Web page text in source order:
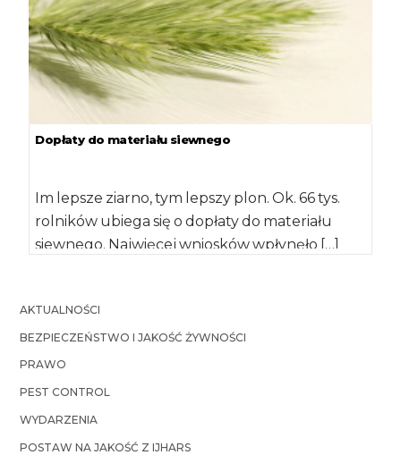
Dopłaty do materiału siewnego
Im lepsze ziarno, tym lepszy plon. Ok. 66 tys.
rolników ubiega się o dopłaty do materiału
siewnego. Najwięcej wniosków wpłynęło […]
AKTUALNOŚCI
BEZPIECZEŃSTWO I JAKOŚĆ ŻYWNOŚCI
PRAWO
PEST CONTROL
WYDARZENIA
POSTAW NA JAKOŚĆ Z IJHARS